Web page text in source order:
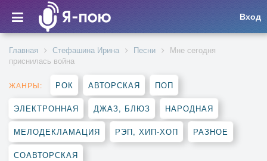
Вход
Главная Стефашина Ирина Песни
Мне сегодня
приснилась война
ЖАНРЫ: РОК АВТОРСКАЯ ПОП
ЭЛЕКТРОННАЯ ДЖАЗ, БЛЮЗ НАРОДНАЯ
МЕЛОДЕКЛАМАЦИЯ РЭП, ХИП-ХОП РАЗНОЕ
СОАВТОРСКАЯ